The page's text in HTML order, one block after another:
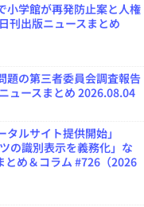
n
e
小学館が再発防止案と人権
刊出版ニュースまとめ
題の第三者委員会調査報告
ュースまとめ 2026.08.04
タルサイト提供開始」
の識別表示を義務化」な
とめ＆コラム #726（2026